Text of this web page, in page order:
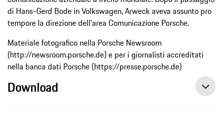
di Hans-Gerd Bode in Volkswagen, Arweck aveva assunto pro
tempore la direzione dell'area Comunicazione Porsche.
Materiale fotografico nella Porsche Newsroom
(http://newsroom.porsche.de) e per i giornalisti accreditati
nella banca dati Porsche (https://presse.porsche.de)
Download